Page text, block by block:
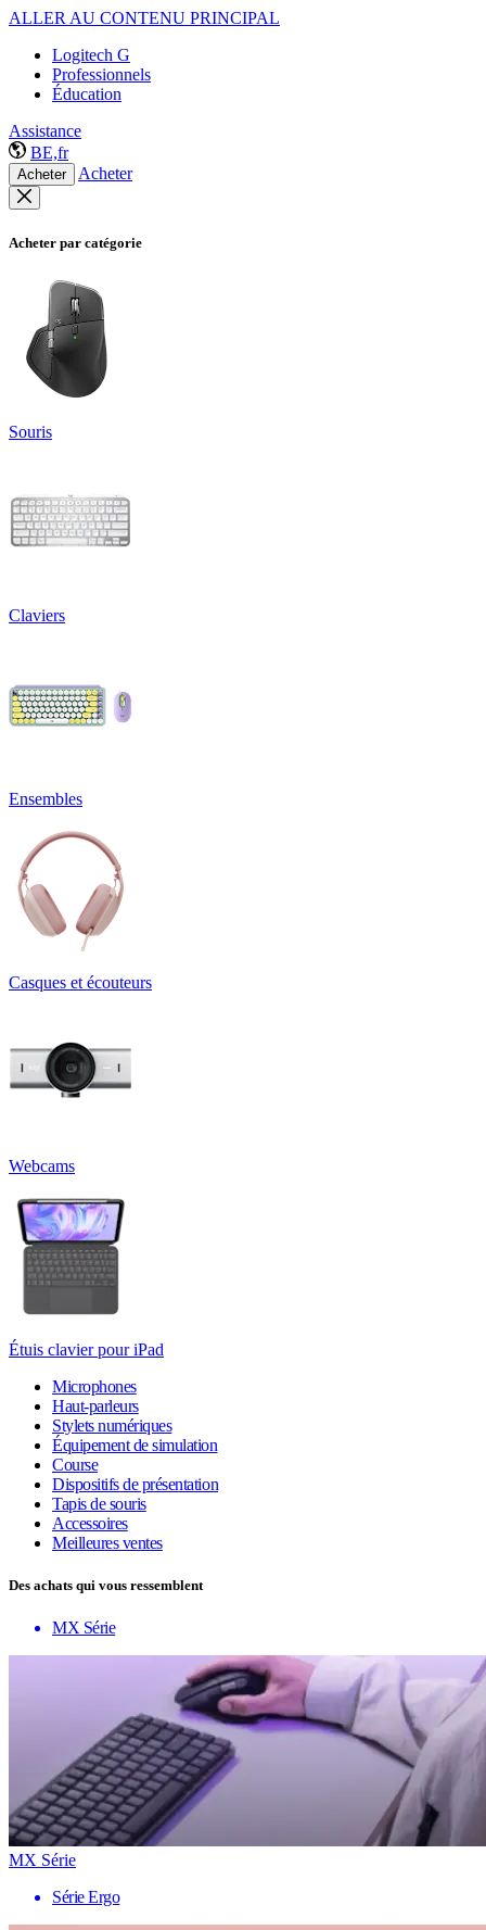
ALLER AU CONTENU PRINCIPAL
Logitech G
Professionnels
Éducation
Assistance
BE,fr
Acheter Acheter
Acheter par catégorie
Souris
Claviers
Ensembles
Casques et écouteurs
Webcams
Étuis clavier pour iPad
Microphones
Haut-parleurs
Stylets numériques
Équipement de simulation
Course
Dispositifs de présentation
Tapis de souris
Accessoires
Meilleures ventes
Des achats qui vous ressemblent
MX Série
MX Série
Série Ergo